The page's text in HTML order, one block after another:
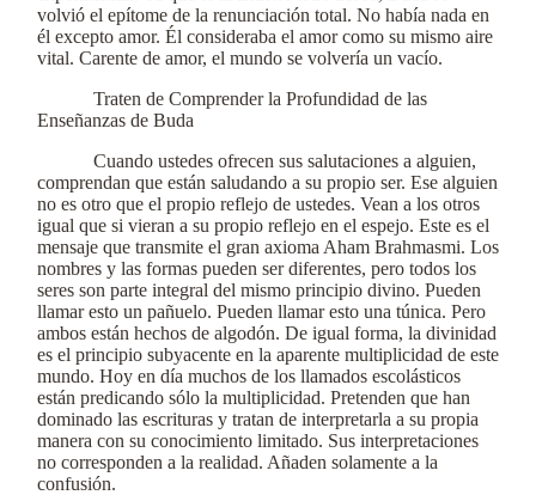
volvió el epítome de la renunciación total. No había nada en
él excepto amor. Él consideraba el amor como su mismo aire
vital. Carente de amor, el mundo se volvería un vacío.
Traten de Comprender la Profundidad de las
Enseñanzas de Buda
Cuando ustedes ofrecen sus salutaciones a alguien,
comprendan que están saludando a su propio ser. Ese alguien
no es otro que el propio reflejo de ustedes. Vean a los otros
igual que si vieran a su propio reflejo en el espejo. Este es el
mensaje que transmite el gran axioma Aham Brahmasmi. Los
nombres y las formas pueden ser diferentes, pero todos los
seres son parte integral del mismo principio divino. Pueden
llamar esto un pañuelo. Pueden llamar esto una túnica. Pero
ambos están hechos de algodón. De igual forma, la divinidad
es el principio subyacente en la aparente multiplicidad de este
mundo. Hoy en día muchos de los llamados escolásticos
están predicando sólo la multiplicidad. Pretenden que han
dominado las escrituras y tratan de interpretarla a su propia
manera con su conocimiento limitado. Sus interpretaciones
no corresponden a la realidad. Añaden solamente a la
confusión.